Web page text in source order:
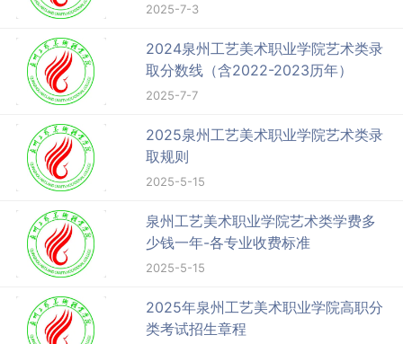
2025-7-3
2024泉州工艺美术职业学院艺术类录
取分数线（含2022-2023历年）
2025-7-7
2025泉州工艺美术职业学院艺术类录
取规则
2025-5-15
泉州工艺美术职业学院艺术类学费多
少钱一年-各专业收费标准
2025-5-15
2025年泉州工艺美术职业学院高职分
类考试招生章程